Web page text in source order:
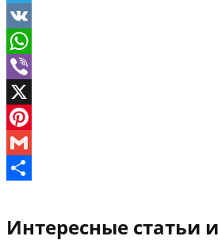
Telegram
VK
WhatsApp
Viber
X
Pinterest
Gmail
Интересные статьи